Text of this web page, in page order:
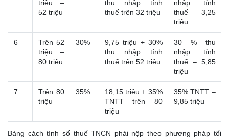
triệu –
52 triệu
thu nhập tính
thuế trên 32 triệu
nhập tính
thuế – 3,25
triệu
6
Trên 52
triệu –
80 triệu
30%
9,75 triệu + 30%
thu nhập tính
thuế trên 52 triệu
30 % thu
nhập tính
thuế – 5,85
triệu
7
Trên 80
triệu
35%
18,15 triệu + 35%
TNTT trên 80
triệu
35% TNTT –
9,85 triệu
Bảng cách tính số thuế TNCN phải nộp theo phương pháp tối